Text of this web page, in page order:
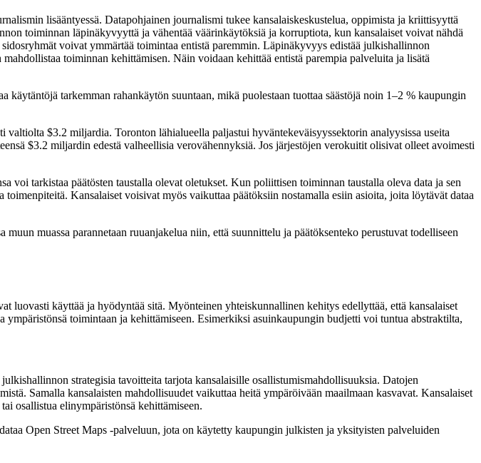
lisääntyessä. Datapohjainen journalismi tukee kansalaiskeskustelua, oppimista ja kriittisyyttä
toiminnan läpinäkyvyyttä ja vähentää väärinkäytöksiä ja korruptiota, kun kansalaiset voivat nähdä
voivat ymmärtää toimintaa entistä paremmin. Läpinäkyvyys edistää julkishallinnon
toiminnan kehittämisen. Näin voidaan kehittää entistä parempia palveluita ja lisätä
tarkemman rahankäytön suuntaan, mikä puolestaan tuottaa säästöjä noin 1–2 % kaupungin
$3.2 miljardia. Toronton lähialueella paljastui hyväntekeväisyyssektorin analyysissa useita
$3.2 miljardin edestä valheellisia verovähennyksiä. Jos järjestöjen verokuitit olisivat olleet avoimesti
voi tarkistaa päätösten taustalla olevat oletukset. Kun poliittisen toiminnan taustalla oleva data ja sen
Kansalaiset voisivat myös vaikuttaa päätöksiin nostamalla esiin asioita, joita löytävät dataa
muassa parannetaan ruuanjakelua niin, että suunnittelu ja päätöksenteko perustuvat todelliseen
luovasti käyttää ja hyödyntää sitä. Myönteinen yhteiskunnallinen kehitys edellyttää, että kansalaiset
toimintaan ja kehittämiseen. Esimerkiksi asuinkaupungin budjetti voi tuntua abstraktilta,
strategisia tavoitteita tarjota kansalaisille osallistumismahdollisuuksia. Datojen
Samalla kansalaisten mahdollisuudet vaikuttaa heitä ympäröivään maailmaan kasvavat. Kansalaiset
osallistua elinympäristönsä kehittämiseen.
Open Street Maps -palveluun, jota on käytetty kaupungin julkisten ja yksityisten palveluiden